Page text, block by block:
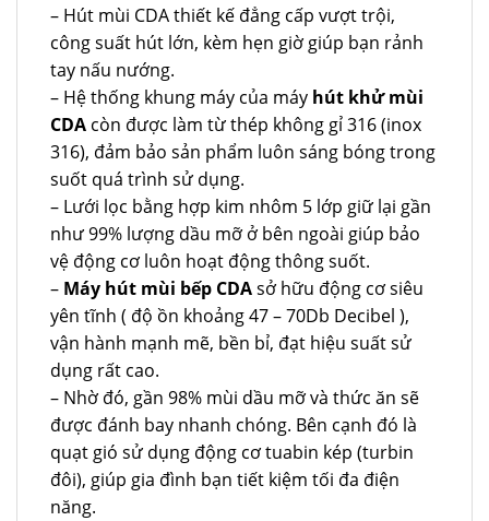
– Hút mùi CDA thiết kế đẳng cấp vượt trội,
công suất hút lớn, kèm hẹn giờ giúp bạn rảnh
tay nấu nướng.
– Hệ thống khung máy của máy hút khử mùi
CDA còn được làm từ thép không gỉ 316 (inox
316), đảm bảo sản phẩm luôn sáng bóng trong
suốt quá trình sử dụng.
– Lưới lọc bằng hợp kim nhôm 5 lớp giữ lại gần
như 99% lượng dầu mỡ ở bên ngoài giúp bảo
vệ động cơ luôn hoạt động thông suốt.
– Máy hút mùi bếp CDAsở hữu động cơ siêu
yên tĩnh ( độ ồn khoảng 47 – 70Db Decibel ),
vận hành mạnh mẽ, bền bỉ, đạt hiệu suất sử
dụng rất cao.
– Nhờ đó, gần 98% mùi dầu mỡ và thức ăn sẽ
được đánh bay nhanh chóng. Bên cạnh đó là
quạt gió sử dụng động cơ tuabin kép (turbin
đôi), giúp gia đình bạn tiết kiệm tối đa điện
năng.